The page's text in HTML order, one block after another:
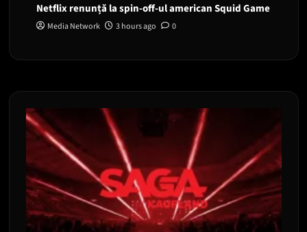
Netflix renunță la spin-off-ul american Squid Game
Media Network 3 hours ago 0